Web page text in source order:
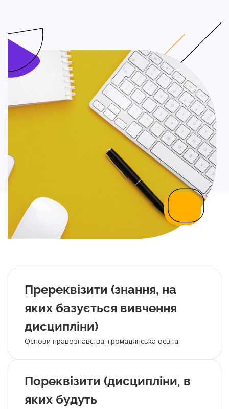
Пререквізити (знання, на
яких базується вивчення
дисципліни)
Основи правознавства, громадянська освіта.
Пореквізити (дисципліни, в
яких будуть